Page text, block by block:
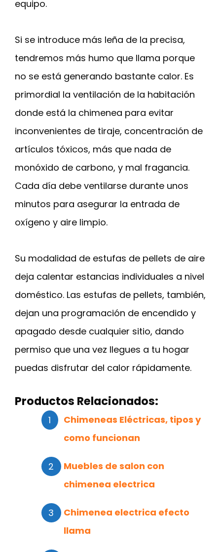
equipo.
Si se introduce más leña de la precisa,
tendremos más humo que llama porque
no se está generando bastante calor. Es
primordial la ventilación de la habitación
donde está la chimenea para evitar
inconvenientes de tiraje, concentración de
artículos tóxicos, más que nada de
monóxido de carbono, y mal fragancia.
Cada día debe ventilarse durante unos
minutos para asegurar la entrada de
oxígeno y aire limpio.
Su modalidad de estufas de pellets de aire
deja calentar estancias individuales a nivel
doméstico. Las estufas de pellets, también,
dejan una programación de encendido y
apagado desde cualquier sitio, dando
permiso que una vez llegues a tu hogar
puedas disfrutar del calor rápidamente.
Productos Relacionados:
Chimeneas Eléctricas, tipos y
como funcionan
Muebles de salon con
chimenea electrica
Chimenea electrica efecto
llama